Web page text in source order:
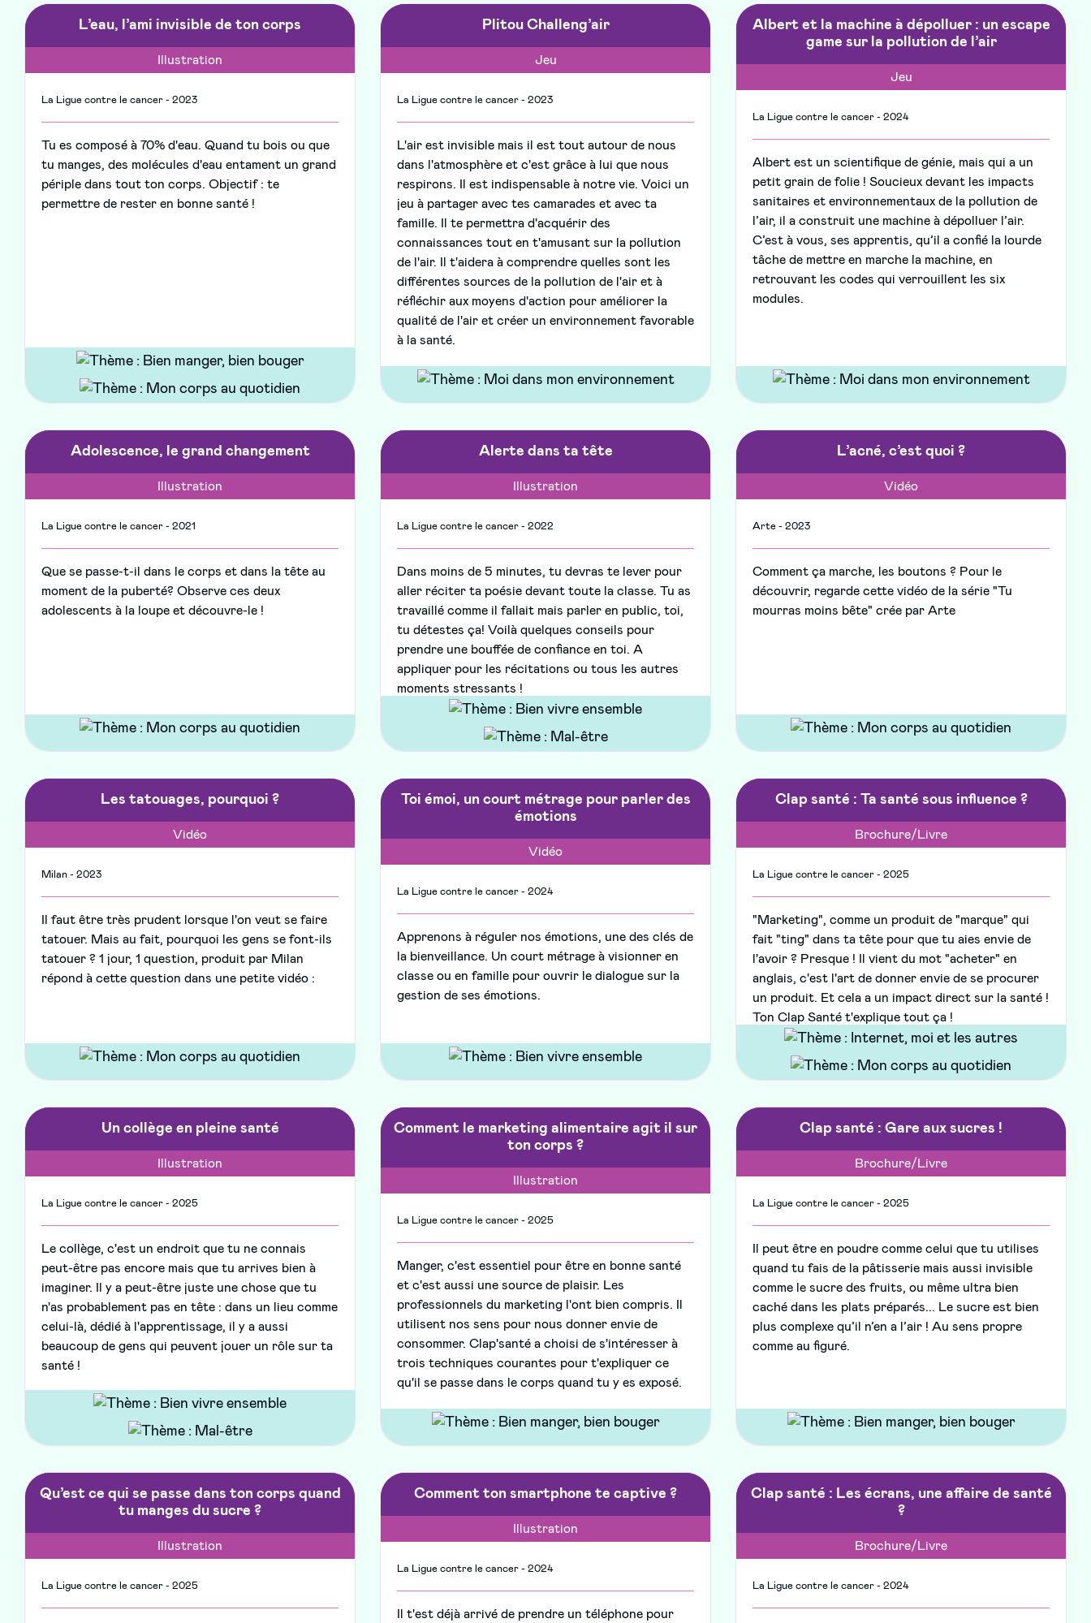
L’eau, l’ami invisible de ton corps
Illustration
La Ligue contre le cancer - 2023
Tu es composé à 70% d'eau. Quand tu bois ou que
tu manges, des molécules d'eau entament un grand
périple dans tout ton corps. Objectif : te
permettre de rester en bonne santé !
Plitou Challeng’air
Jeu
La Ligue contre le cancer - 2023
L'air est invisible mais il est tout autour de nous
dans l'atmosphère et c'est grâce à lui que nous
respirons. Il est indispensable à notre vie. Voici un
jeu à partager avec tes camarades et avec ta
famille. Il te permettra d'acquérir des
connaissances tout en t'amusant sur la pollution
de l'air. Il t'aidera à comprendre quelles sont les
différentes sources de la pollution de l'air et à
réfléchir aux moyens d'action pour améliorer la
qualité de l'air et créer un environnement favorable
à la santé.
Albert et la machine à dépolluer : un escape
game sur la pollution de l’air
Jeu
La Ligue contre le cancer - 2024
Albert est un scientifique de génie, mais qui a un
petit grain de folie ! Soucieux devant les impacts
sanitaires et environnementaux de la pollution de
l’air, il a construit une machine à dépolluer l’air.
C’est à vous, ses apprentis, qu’il a confié la lourde
tâche de mettre en marche la machine, en
retrouvant les codes qui verrouillent les six
modules.
Adolescence, le grand changement
Illustration
La Ligue contre le cancer - 2021
Que se passe-t-il dans le corps et dans la tête au
moment de la puberté? Observe ces deux
adolescents à la loupe et découvre-le !
Alerte dans ta tête
Illustration
La Ligue contre le cancer - 2022
Dans moins de 5 minutes, tu devras te lever pour
aller réciter ta poésie devant toute la classe. Tu as
travaillé comme il fallait mais parler en public, toi,
tu détestes ça! Voilà quelques conseils pour
prendre une bouffée de confiance en toi. A
appliquer pour les récitations ou tous les autres
moments stressants !
L’acné, c’est quoi ?
Vidéo
Arte - 2023
Comment ça marche, les boutons ? Pour le
découvrir, regarde cette vidéo de la série "Tu
mourras moins bête" crée par Arte
Les tatouages, pourquoi ?
Vidéo
Milan - 2023
Il faut être très prudent lorsque l'on veut se faire
tatouer. Mais au fait, pourquoi les gens se font-ils
tatouer ? 1 jour, 1 question, produit par Milan
répond à cette question dans une petite vidéo :
Toi émoi, un court métrage pour parler des
émotions
Vidéo
La Ligue contre le cancer - 2024
Apprenons à réguler nos émotions, une des clés de
la bienveillance. Un court métrage à visionner en
classe ou en famille pour ouvrir le dialogue sur la
gestion de ses émotions.
Clap santé : Ta santé sous influence ?
Brochure/Livre
La Ligue contre le cancer - 2025
"Marketing", comme un produit de "marque" qui
fait "ting" dans ta tête pour que tu aies envie de
l'avoir ? Presque ! Il vient du mot "acheter" en
anglais, c'est l'art de donner envie de se procurer
un produit. Et cela a un impact direct sur la santé !
Ton Clap Santé t'explique tout ça !
Un collège en pleine santé
Illustration
La Ligue contre le cancer - 2025
Le collège, c'est un endroit que tu ne connais
peut-être pas encore mais que tu arrives bien à
imaginer. Il y a peut-être juste une chose que tu
n'as probablement pas en tête : dans un lieu comme
celui-là, dédié à l'apprentissage, il y a aussi
beaucoup de gens qui peuvent jouer un rôle sur ta
santé !
Comment le marketing alimentaire agit il sur
ton corps ?
Illustration
La Ligue contre le cancer - 2025
Manger, c'est essentiel pour être en bonne santé
et c'est aussi une source de plaisir. Les
professionnels du marketing l'ont bien compris. Il
utilisent nos sens pour nous donner envie de
consommer. Clap'santé a choisi de s'intéresser à
trois techniques courantes pour t'expliquer ce
qu'il se passe dans le corps quand tu y es exposé.
Clap santé : Gare aux sucres !
Brochure/Livre
La Ligue contre le cancer - 2025
Il peut être en poudre comme celui que tu utilises
quand tu fais de la pâtisserie mais aussi invisible
comme le sucre des fruits, ou même ultra bien
caché dans les plats préparés... Le sucre est bien
plus complexe qu’il n’en a l’air ! Au sens propre
comme au figuré.
Qu’est ce qui se passe dans ton corps quand
tu manges du sucre ?
Illustration
La Ligue contre le cancer - 2025
Comment ton smartphone te captive ?
Illustration
La Ligue contre le cancer - 2024
Il t'est déjà arrivé de prendre un téléphone pour
Clap santé : Les écrans, une affaire de santé
?
Brochure/Livre
La Ligue contre le cancer - 2024